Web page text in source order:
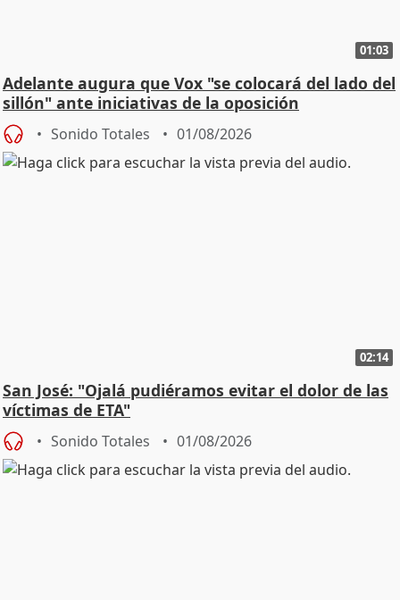
01:03
Adelante augura que Vox "se colocará del lado del
sillón" ante iniciativas de la oposición
Sonido Totales 01/08/2026
02:14
San José: "Ojalá pudiéramos evitar el dolor de las
víctimas de ETA"
Sonido Totales 01/08/2026